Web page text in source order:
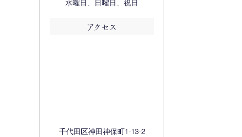
水曜日、日曜日、祝日
アクセス
千代田区神田神保町1-13-2